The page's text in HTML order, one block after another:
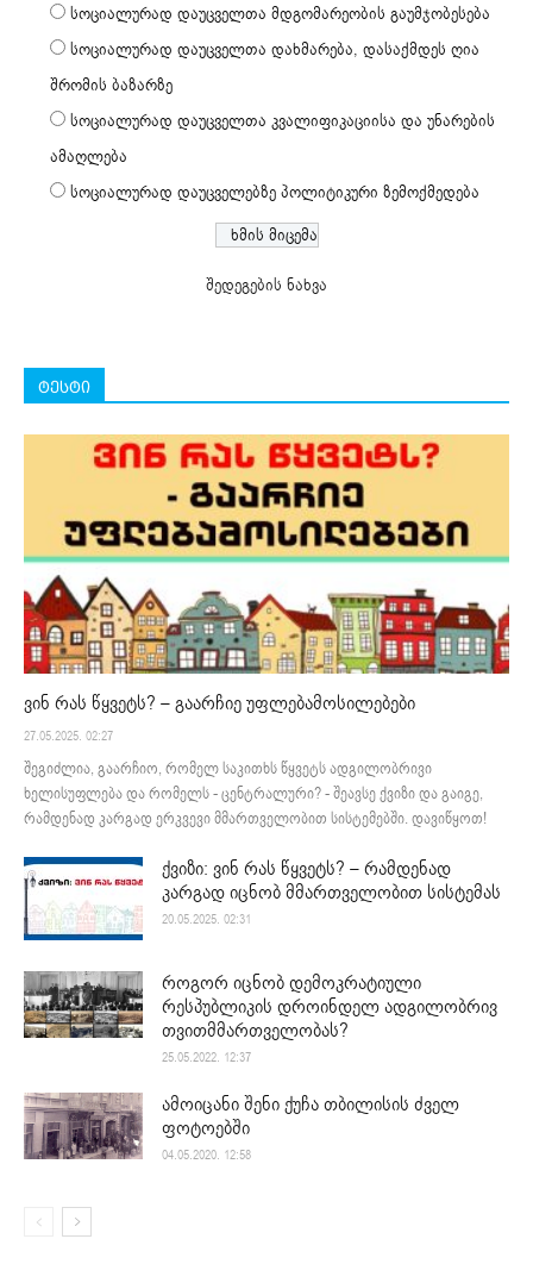
სოციალურად დაუცველთა მდგომარეობის გაუმჯობესება
სოციალურად დაუცველთა დახმარება, დასაქმდეს ღია
შრომის ბაზარზე
სოციალურად დაუცველთა კვალიფიკაციისა და უნარების
ამაღლება
სოციალურად დაუცველებზე პოლიტიკური ზემოქმედება
შედეგების ნახვა
ტესტი
ვინ რას წყვეტს? – გაარჩიე უფლებამოსილებები
27.05.2025. 02:27
შეგიძლია, გაარჩიო, რომელ საკითხს წყვეტს ადგილობრივი
ხელისუფლება და რომელს - ცენტრალური? - შეავსე ქვიზი და გაიგე,
რამდენად კარგად ერკვევი მმართველობით სისტემებში. დავიწყოთ!
ქვიზი: ვინ რას წყვეტს? – რამდენად
კარგად იცნობ მმართველობით სისტემას
20.05.2025. 02:31
როგორ იცნობ დემოკრატიული
რესპუბლიკის დროინდელ ადგილობრივ
თვითმმართველობას?
25.05.2022. 12:37
ამოიცანი შენი ქუჩა თბილისის ძველ
ფოტოებში
04.05.2020. 12:58